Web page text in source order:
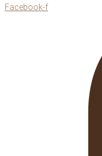
Facebook-f